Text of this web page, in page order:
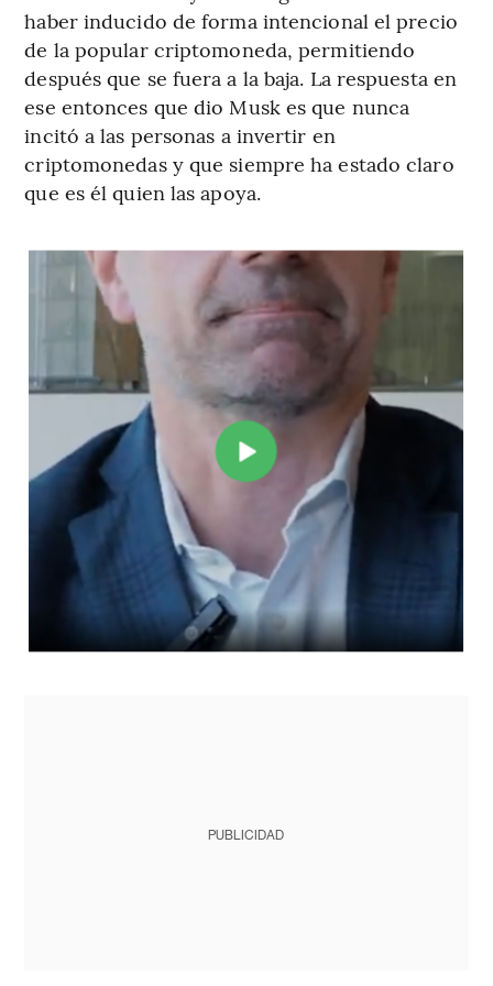
haber inducido de forma intencional el precio
de la popular criptomoneda, permitiendo
después que se fuera a la baja. La respuesta en
ese entonces que dio Musk es que nunca
incitó a las personas a invertir en
criptomonedas y que siempre ha estado claro
que es él quien las apoya.
PUBLICIDAD